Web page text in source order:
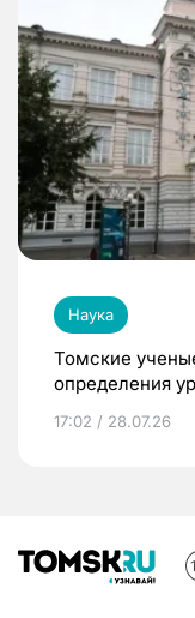
Наука
Томские
определения
17:02 / 28.07.26